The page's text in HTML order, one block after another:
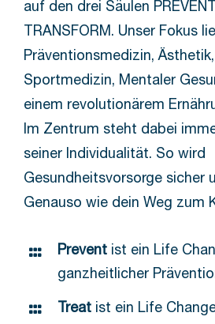
auf den drei Säulen
TRANSFORM. Unser Fokus
Präventionsmedizin,
Sportmedizin, Mentaler
einem revolutionärem
Im Zentrum steht dabei
seiner Individualität. So wird
Gesundheitsvorsorge sicher
Genauso wie dein Weg zum
Prevent ist ein Life
ganzheitlicher
Treat ist ein Life